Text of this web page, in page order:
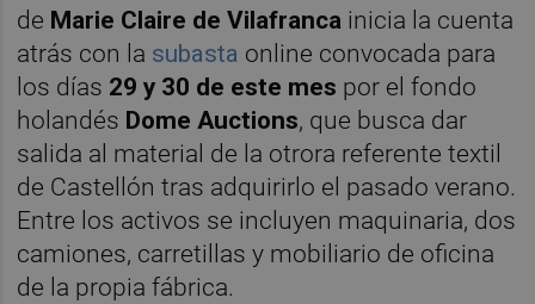
de Marie Claire de Vilafranca inicia la cuenta
atrás con la subasta online convocada para
los días 29 y 30 de este mes por el fondo
holandés Dome Auctions, que busca dar
salida al material de la otrora referente textil
de Castellón tras adquirirlo el pasado verano.
Entre los activos se incluyen maquinaria, dos
camiones, carretillas y mobiliario de oficina
de la propia fábrica.